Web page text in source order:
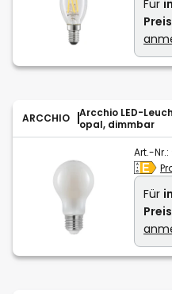
Für
ARCCHIO
Arcchio LED-
opal, dimmbar
Art.-Nr.:
Für